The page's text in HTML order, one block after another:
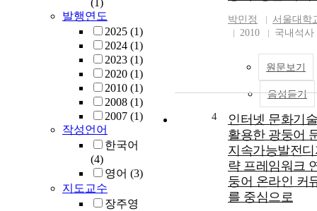
(1)
발행연도
2025 (1)
2024 (1)
2023 (1)
2020 (1)
2010 (1)
2008 (1)
2007 (1)
작성언어
한국어
(4)
영어 (3)
지도교수
장주영
article then takes up
three guiding
solve?, whose
to solve these
what are the social
that will enable this
first article examines
PiPNIC initiation
a problem of practice
radical listening to
educational leaders
state. Drawing on
data, the analysis
박민정
서울대학
2010
국내석사
원문보기
음성듣기
4
인터넷 문화기
활용한 광둥어
지속가능발전
략 프레임워크
둥어 온라인 커
를 중심으로